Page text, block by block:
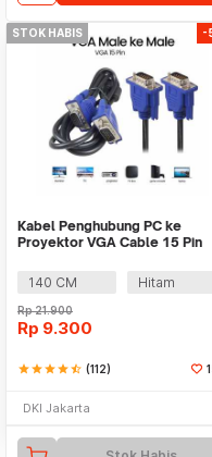
STOK HABIS -
Kabel Penghubung PC ke
Proyektor VGA Cable 15 Pin
140 CM
Hitam
Rp21.900
Rp 9.300
starstarstarstarstar_half (112)
DKI Jakarta